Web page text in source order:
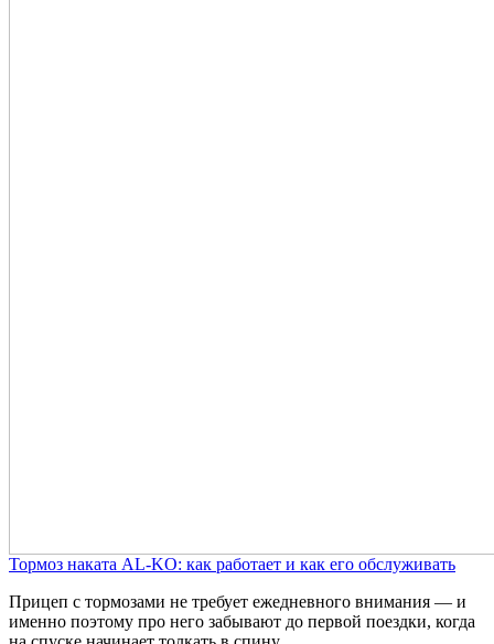
Тормоз наката AL-KO: как работает и как его обслуживать
Прицеп с тормозами не требует ежедневного внимания — и
именно поэтому про него забывают до первой поездки, когда